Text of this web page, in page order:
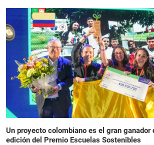
Un proyecto colombiano es el gran ganador
edición del Premio Escuelas Sostenibles